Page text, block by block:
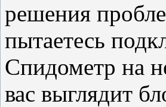
решения
пытаетесь
Спидометр на
вас выглядит